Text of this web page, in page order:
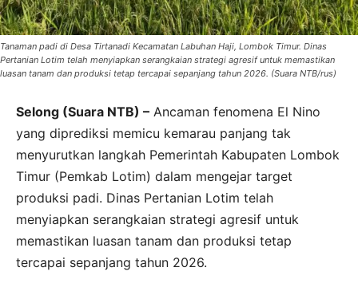
Tanaman padi di Desa Tirtanadi Kecamatan Labuhan Haji, Lombok Timur. Dinas
Pertanian Lotim telah menyiapkan serangkaian strategi agresif untuk memastikan
luasan tanam dan produksi tetap tercapai sepanjang tahun 2026. (Suara NTB/rus)
Selong (Suara NTB) – Ancaman fenomena El Nino
yang diprediksi memicu kemarau panjang tak
menyurutkan langkah Pemerintah Kabupaten Lombok
Timur (Pemkab Lotim) dalam mengejar target
produksi padi. Dinas Pertanian Lotim telah
menyiapkan serangkaian strategi agresif untuk
memastikan luasan tanam dan produksi tetap
tercapai sepanjang tahun 2026.